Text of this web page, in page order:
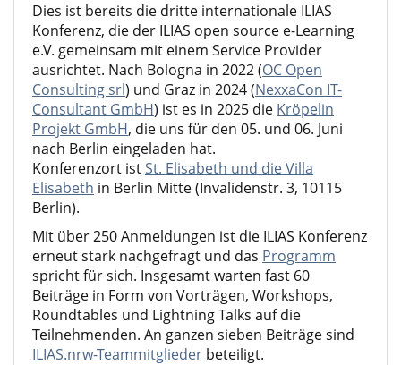
Dies ist bereits die dritte internationale ILIAS
Konferenz, die der ILIAS open source e-Learning
e.V. gemeinsam mit einem Service Provider
ausrichtet. Nach Bologna in 2022 (OC Open
Consulting srl) und Graz in 2024 (NexxaCon IT-
Consultant GmbH) ist es in 2025 die Kröpelin
Projekt GmbH, die uns für den 05. und 06. Juni
nach Berlin eingeladen hat.
Konferenzort istSt. Elisabeth und die Villa
Elisabeth in Berlin Mitte (Invalidenstr. 3, 10115
Berlin).
Mit über 250 Anmeldungen ist die ILIAS Konferenz
erneut stark nachgefragt und das Programm
spricht für sich. Insgesamt warten fast 60
Beiträge in Form von Vorträgen, Workshops,
Roundtables und Lightning Talks auf die
Teilnehmenden. An ganzen sieben Beiträge sind
ILIAS.nrw-Teammitglieder beteiligt.